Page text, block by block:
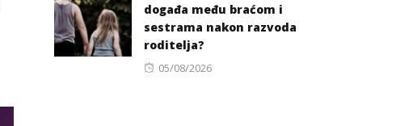
događa među braćom i
sestrama nakon razvoda
roditelja?
Posted
05/08/2026